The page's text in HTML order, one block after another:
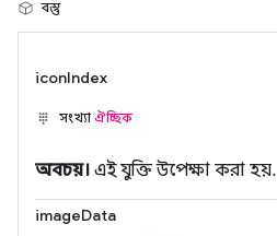
বস্তু
iconIndex
সংখ্যাঐচ্ছিক
অবচয়। এই যুক্তি উপেক্ষা করা হয়.
imageData